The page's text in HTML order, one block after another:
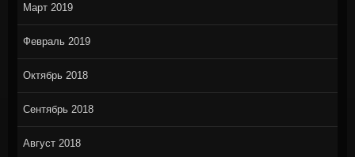
Март 2019
Февраль 2019
Октябрь 2018
Сентябрь 2018
Август 2018